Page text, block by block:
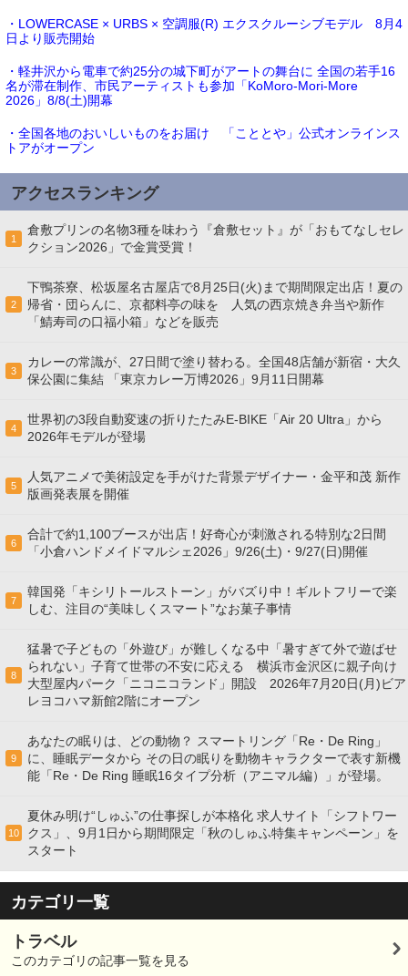
・LOWERCASE × URBS × 空調服(R) エクスクルーシブモデル 8月4
日より販売開始
・軽井沢から電車で約25分の城下町がアートの舞台に 全国の若手16
名が滞在制作、市民アーティストも参加「KoMoro-Mori-More
2026」8/8(土)開幕
・全国各地のおいしいものをお届け 「こととや」公式オンラインス
トアがオープン
アクセスランキング
1
倉敷プリンの名物3種を味わう『倉敷セット』が「おもてなしセレ
クション2026」で金賞受賞！
2
下鴨茶寮、松坂屋名古屋店で8月25日(火)まで期間限定出店！夏の
帰省・団らんに、京都料亭の味を 人気の西京焼き弁当や新作
「鯖寿司の口福小箱」などを販売
3
カレーの常識が、27日間で塗り替わる。全国48店舗が新宿・大久
保公園に集結 「東京カレー万博2026」9月11日開幕
4
世界初の3段自動変速の折りたたみE-BIKE「Air 20 Ultra」から
2026年モデルが登場
5
人気アニメで美術設定を手がけた背景デザイナー・金平和茂 新作
版画発表展を開催
6
合計で約1,100ブースが出店！好奇心が刺激される特別な2日間
「小倉ハンドメイドマルシェ2026」9/26(土)・9/27(日)開催
7
韓国発「キシリトールストーン」がバズり中！ギルトフリーで楽
しむ、注目の“美味しくスマート”なお菓子事情
8
猛暑で子どもの「外遊び」が難しくなる中「暑すぎて外で遊ばせ
られない」子育て世帯の不安に応える 横浜市金沢区に親子向け
大型屋内パーク「ニコニコランド」開設 2026年7月20日(月)ビア
レヨコハマ新館2階にオープン
9
あなたの眠りは、どの動物？ スマートリング「Re・De Ring」
に、睡眠データから その日の眠りを動物キャラクターで表す新機
能「Re・De Ring 睡眠16タイプ分析（アニマル編）」が登場。
10
夏休み明け“しゅふ”の仕事探しが本格化 求人サイト「シフトワー
クス」、9月1日から期間限定「秋のしゅふ特集キャンペーン」を
スタート
カテゴリ一覧
トラベル
このカテゴリの記事一覧を見る